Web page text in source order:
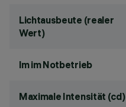
Lichtausbeute (realer
Wert)
lm im Notbetrieb
Maximale Intensität (cd)